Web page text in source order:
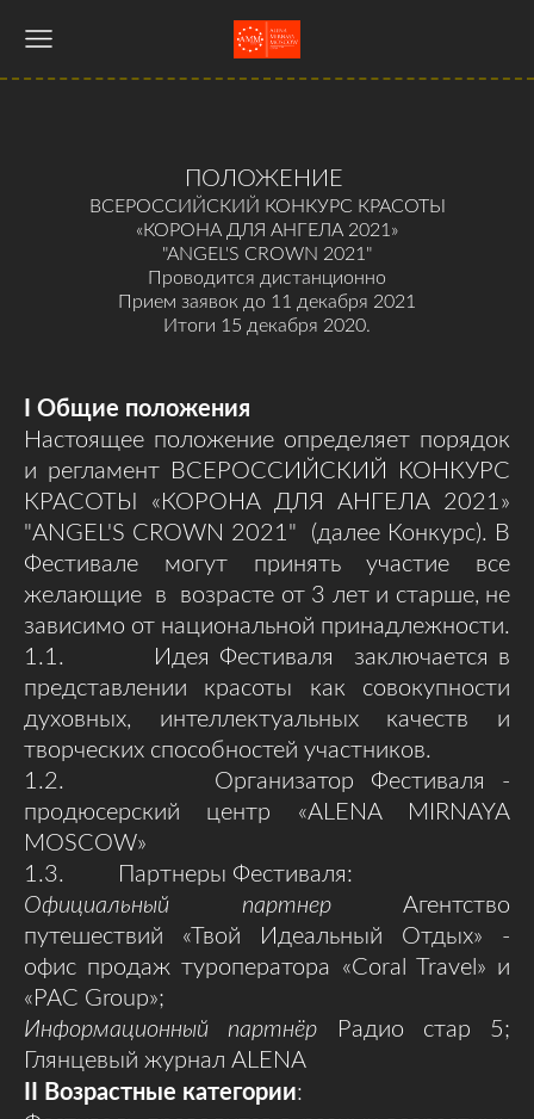
ПОЛОЖЕНИЕ
ВСЕРОССИЙСКИЙ КОНКУРС КРАСОТЫ
«КОРОНА ДЛЯ АНГЕЛА 2021»
"ANGEL'S CROWN 2021"
Проводится дистанционно
Прием заявок до 11 декабря 2021
Итоги 15 декабря 2020.
I Общие положения
Настоящее положение определяет порядок
и регламент ВСЕРОССИЙСКИЙ КОНКУРС
КРАСОТЫ «КОРОНА ДЛЯ АНГЕЛА 2021»
"ANGEL'S CROWN 2021" (далее Конкурс). В
Фестивале могут принять участие все
желающие в возрасте от 3 лет и старше, не
зависимо от национальной принадлежности.
1.1. Идея Фестиваля заключается в
представлении красоты как совокупности
духовных, интеллектуальных качеств и
творческих способностей участников.
1.2. Организатор Фестиваля -
продюсерский центр «ALENA MIRNAYA
MOSCOW»
1.3. Партнеры Фестиваля:
Официальный партнерАгентство
путешествий «Твой Идеальный Отдых» -
офис продаж туроператора «Coral Travel» и
«PAC Group»;
Информационный партнёр Радио стар 5;
Глянцевый журнал ALENA
II Возрастные категории: